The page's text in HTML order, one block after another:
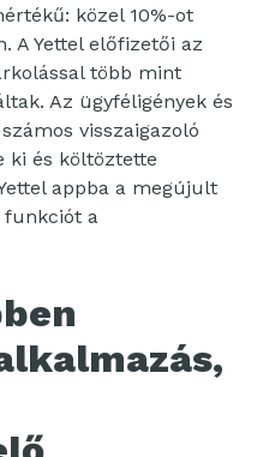
közel 10%-ot
A Yettel előfizetői az
több mint
Az ügyféligények és
visszaigazoló
ki és költöztette
appba a megújult
funkciót a